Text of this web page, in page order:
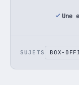
Une
SUJETS BOX-